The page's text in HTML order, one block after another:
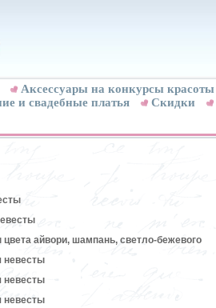
Аксессуары на конкурсы красоты
и свадебные платья Скидки
айвори, шампань, светло-бежевого
невесты
невесты
невесты